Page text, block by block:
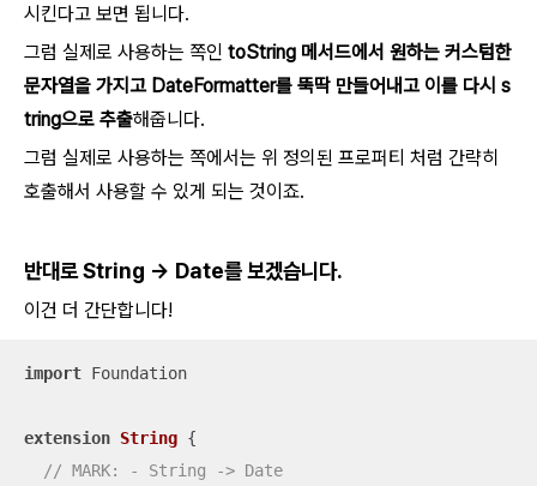
시킨다고 보면 됩니다.
그럼 실제로 사용하는 쪽인 toString 메서드에서 원하는 커스텀한
문자열을 가지고 DateFormatter를 뚝딱 만들어내고 이를 다시 s
tring으로 추출해줍니다.
그럼 실제로 사용하는 쪽에서는 위 정의된 프로퍼티 처럼 간략히
호출해서 사용할 수 있게 되는 것이죠.
반대로 String -> Date를 보겠습니다.
이건 더 간단합니다!
import Foundation
extension String {
// MARK: - String -> Date